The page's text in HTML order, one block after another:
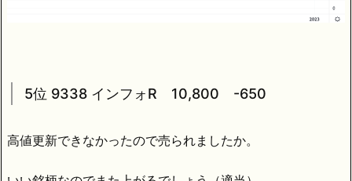
5位 9338 インフォR 10,800 -650
高値更新できなかったので売られましたか。